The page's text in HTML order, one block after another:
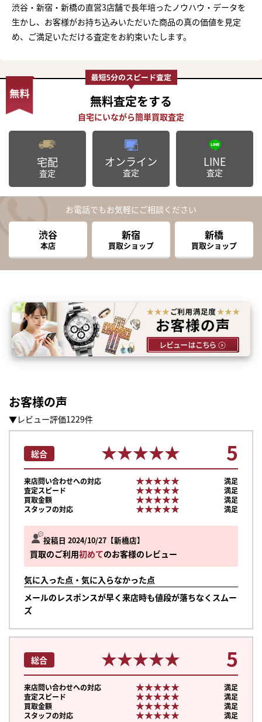
渋谷・新宿・新橋の直営3店舗で長年培ったノウハウ・データを
生かし、お客様がお持ち込みいただいた商品の真の価値を見定
め、ご満足いただける査定をお約束いたします。
無料査定をする
宅配
査定
オンライン
査定
LINE
査定
お電話でもお気軽にご相談ください
渋谷
本店
新宿
買取ショップ
新橋
買取ショップ
お客様の声
▼レビュー評価1229件
投稿日 2024/10/27 新橋店
買取のご利用初めてのお客様のレビュー
気に入った点・気に入らなかった点
メールのレスポンスが早く来店時も値段が落ちなくスムー
ズ
総合 ★★★★★
★★★★★ 5
来店問い合わせへの対応 ★★★★★
★★★★★
満足
査定スピード
★★★★★
★★★★★
満足
買取金額
★★★★★
★★★★★
満足
スタッフの対応
★★★★★
★★★★★ 満足
総合 ★★★★★
★★★★★ 5
来店問い合わせへの対応 ★★★★★
★★★★★
満足
査定スピード
★★★★★
★★★★★
満足
買取金額
★★★★★
★★★★★
満足
スタッフの対応
★★★★★
★★★★★ 満足